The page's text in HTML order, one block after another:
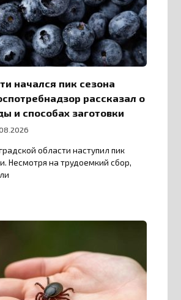
начался пик сезона
рассказал о
и способах заготовки
области наступил пик
Несмотря на трудоемкий сбор,